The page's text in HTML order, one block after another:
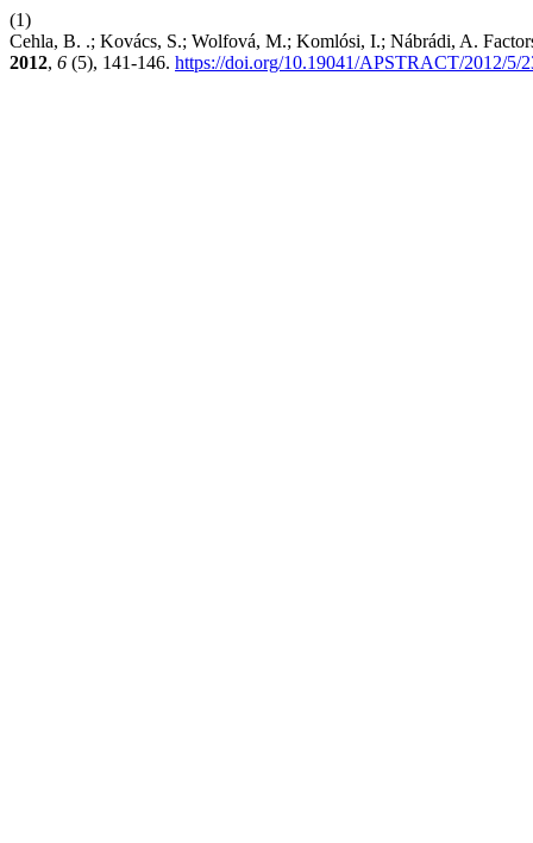
(1)
Cehla, B. .; Kovács, S.; Wolfová, M.; Komlósi, I.; Nábrádi, A.
2012, 6 (5), 141-146. https://doi.org/10.19041/APSTRACT/2012/5/